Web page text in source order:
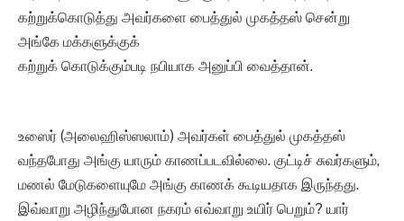
கற்றுக்கொடுத்து அவர்களை பைத்துல் முகத்தஸ் சென்று
அங்கே மக்களுக்குக்
கற்றுக் கொடுக்கும்படி நபியாக அனுப்பி வைத்தான்.
உஸைர் (அலைஹிஸ்ஸலாம்) அவர்கள் பைத்துல் முகத்தஸ்
வந்தபோது அங்கு யாரும் காணப்படவில்லை. குட்டிச் சுவர்களும்,
மணல் மேடுகளையுமே அங்கு காணக் கூடியதாக இருந்தது.
இவ்வாறு அழிந்துபோன நகரம் எவ்வாறு உயிர் பெறும்? யார்